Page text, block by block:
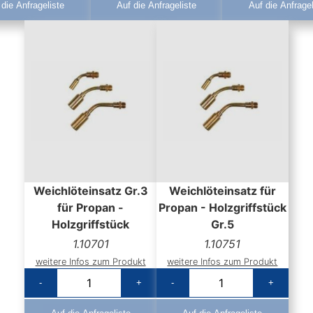
Anfrageliste Auf die Anfrageliste Auf die
Weichlöteinsatz Gr.3
für Propan -
Holzgriffstück
1.10701
weitere Infos zum Produkt
-
+
Weichlöteinsatz für
Propan - Holzgriffstück
Gr.5
1.10751
weitere Infos zum Produkt
-
+